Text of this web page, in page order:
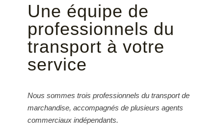
Une équipe de
professionnels du
transport à votre
service
Nous sommes trois professionnels du transport de
marchandise, accompagnés de plusieurs agents
commerciaux indépendants.